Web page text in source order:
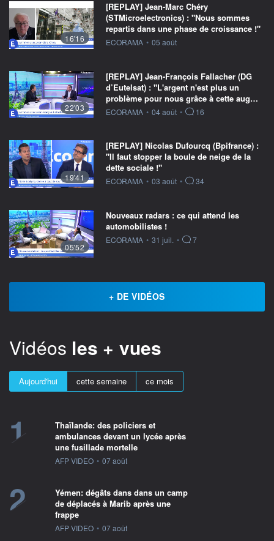
16'16
[REPLAY] Jean-Marc Chéry
(STMicroelectronics) : "Nous sommes
repartis dans une phase de croissance !"
information fournie par
ECORAMA • 05 août
22'03
[REPLAY] Jean-François Fallacher (DG
d’Eutelsat) : "L'argent n'est plus un
problème pour nous grâce à cette aug…
information fournie par
ECORAMA • 04 août • 16
19'41
[REPLAY] Nicolas Dufourcq (Bpifrance) :
"Il faut stopper la boule de neige de la
dette sociale !"
information fournie par
ECORAMA • 03 août • 34
05'52
Nouveaux radars : ce qui attend les
automobilistes !
information fournie par
ECORAMA • 31 juil. • 7
+ DE VIDÉOS
Vidéos les + vues
Aujourd'hui cette semaine ce mois
1
Thaïlande: des policiers et
ambulances devant un lycée après
une fusillade mortelle
information fournie par
AFP VIDEO • 07 août
2
Yémen: dégâts dans dans un camp
de déplacés à Marib après une
frappe
information fournie par
AFP VIDEO • 07 août